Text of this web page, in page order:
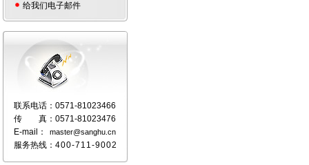
给我们电子邮件
联系电话： 0571-81023466
传 真： 0571-81023476
E-mail：
master@sanghu.cn
服务热线： 400-711-9002